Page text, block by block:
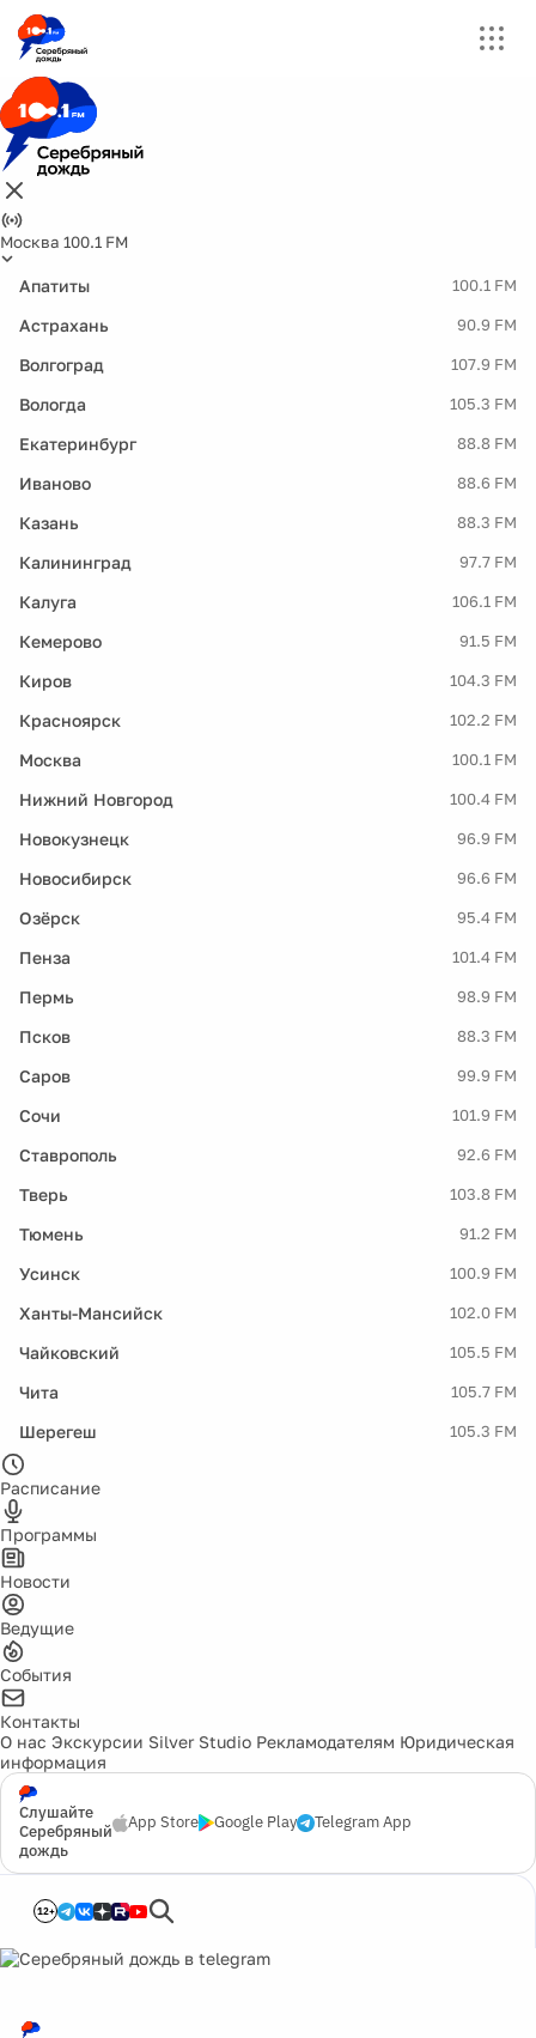
Москва 100.1 FM
Апатиты 100.1 FM
Астрахань 90.9 FM
Волгоград 107.9 FM
Вологда 105.3 FM
Екатеринбург 88.8 FM
Иваново 88.6 FM
Казань 88.3 FM
Калининград 97.7 FM
Калуга 106.1 FM
Кемерово 91.5 FM
Киров 104.3 FM
Красноярск 102.2 FM
Москва 100.1 FM
Нижний Новгород 100.4 FM
Новокузнецк 96.9 FM
Новосибирск 96.6 FM
Озёрск 95.4 FM
Пенза 101.4 FM
Пермь 98.9 FM
Псков 88.3 FM
Саров 99.9 FM
Сочи 101.9 FM
Ставрополь 92.6 FM
Тверь 103.8 FM
Тюмень 91.2 FM
Усинск 100.9 FM
Ханты-Мансийск 102.0 FM
Чайковский 105.5 FM
Чита 105.7 FM
Шерегеш 105.3 FM
Расписание
Программы
Новости
Ведущие
События
Контакты
О нас Экскурсии Silver Studio Рекламодателям Юридическая
информация
Слушайте
Серебряный
дождь
App Store Google Play Telegram App
12+